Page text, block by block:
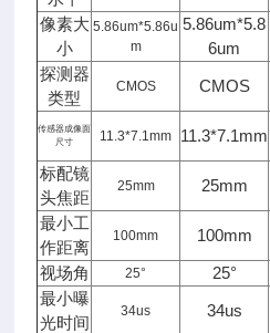
像素大
小
5.86um*5.86u
m
5.86um*5.8
6um
探测器
类型
CMOS CMOS
传感器成像面
尺寸
11.3*7.1mm 11.3*7.1mm
标配镜
头焦距
25mm 25mm
最小工
作距离
100mm 100mm
视场角 25° 25°
最小曝
光时间
34us 34us